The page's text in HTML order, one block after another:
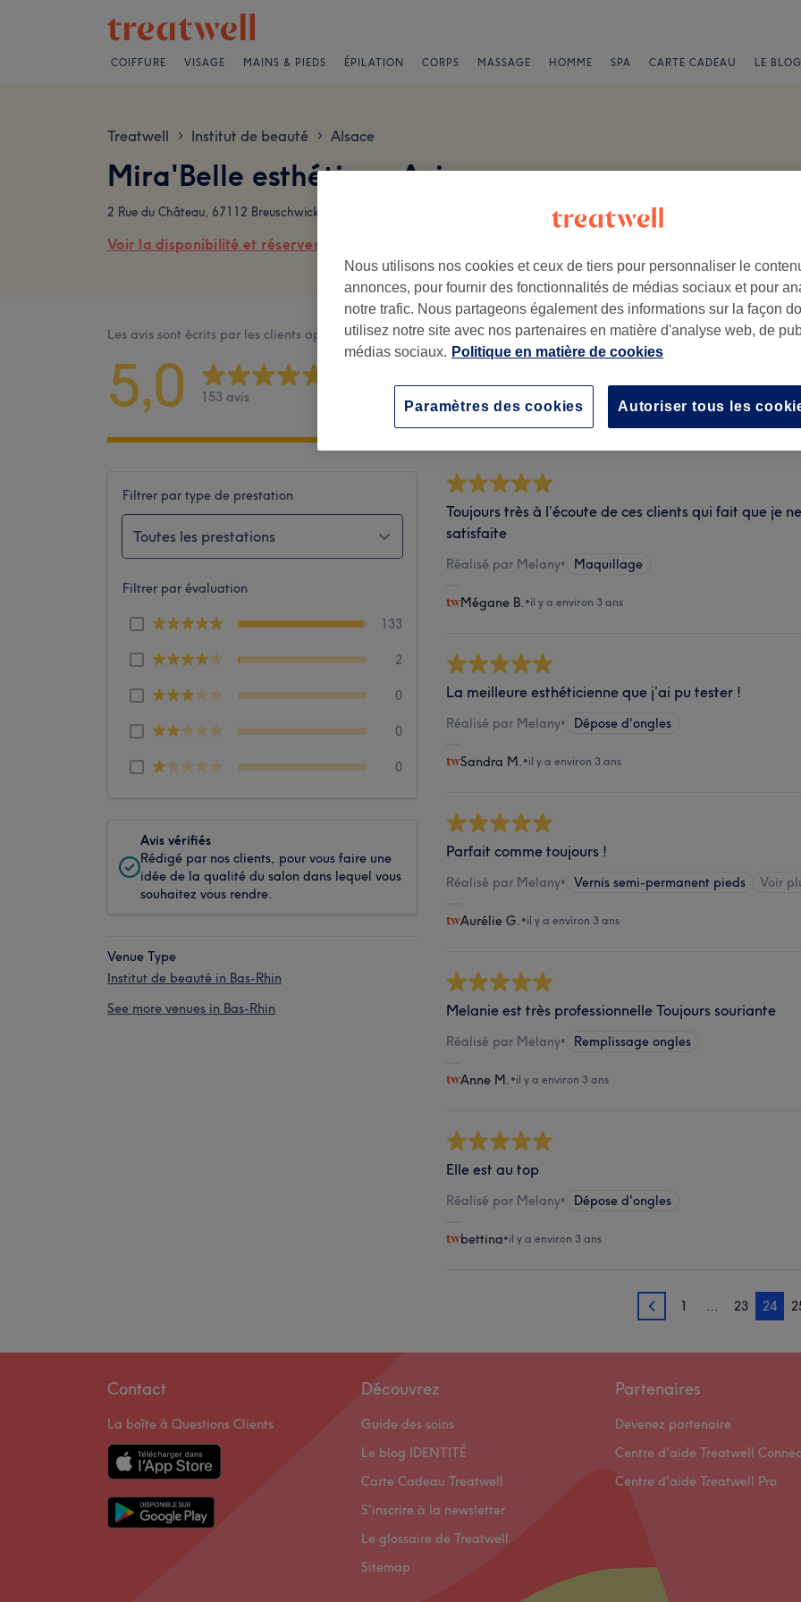
COIFFURE VISAGE MAINS & PIEDS ÉPILATION CORPS MASSAGE HOMME SPA CARTE CADEAU LE
Treatwell > Institut de beauté > Alsace
Mira'Belle esthétique Avis
2 Rue du Château, 67112 Breuschwickersheim, France
Voir la disponibilité et réserver en ligne
Les avis sont écrits par les clients après leur visite.
5,0 153 avis
Ambiance
Propreté
Filtrer par type de prestation
Toutes les prestations
Filtrer par évaluation
133
2
0
0
0
Avis vérifiés
Rédigé par nos clients, pour vous faire une
idée de la qualité du salon dans lequel vous
souhaitez vous rendre.
Venue Type
Institut de beauté in Bas-Rhin
See more venues in Bas-Rhin
Toujours très à l’écoute de ces clients qui fait que je
satisfaite
Réalisé par Melany• Maquillage
Mégane B. •il y a environ 3 ans
La meilleure esthéticienne que j’ai pu tester !
Réalisé par Melany• Dépose d'ongles
Sandra M. •il y a environ 3 ans
Parfait comme toujours !
Réalisé par Melany• Vernis semi-permanent pieds Voir
Aurélie G. •il y a environ 3 ans
Melanie est très professionnelle Toujours souriante
Réalisé par Melany• Remplissage ongles
Anne M. •il y a environ 3 ans
Elle est au top
Réalisé par Melany• Dépose d'ongles
bettina•il y a environ 3 ans
23 1 … 23 24
Contact
La boîte à Questions Clients
Découvrez
Guide des soins
Le blog IDENTITÉ
Carte Cadeau Treatwell
S'inscrire à la newsletter
Le glossaire de Treatwell
Sitemap
Partenaires
Devenez partenaire
Centre d'aide Treatwell
Centre d'aide Treatwell Pro
Nous utilisons nos cookies et ceux de tiers pour personnaliser le
annonces, pour fournir des fonctionnalités de médias sociaux et pour
notre trafic. Nous partageons également des informations sur la façon
utilisez notre site avec nos partenaires en matière d'analyse web, de
médias sociaux. Politique en matière de cookies
Autoriser tous les
Paramètres des cookies